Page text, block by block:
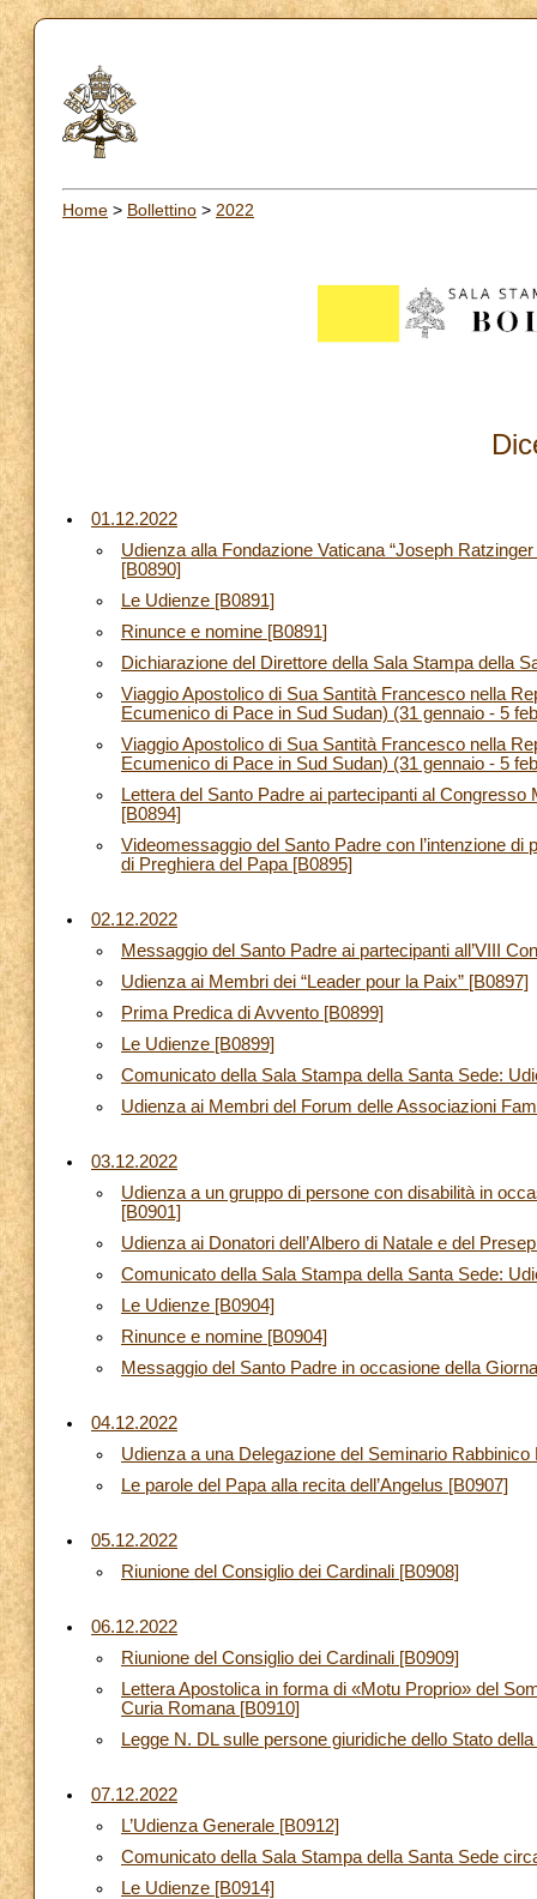
Home > Bollettino > 2022
01.12.2022
Udienza alla Fondazione Vaticana “Joseph
[B0890]
Le Udienze [B0891]
Rinunce e nomine [B0891]
Dichiarazione del Direttore della Sala Stampa della
Viaggio Apostolico di Sua Santità Francesco nella
Ecumenico di Pace in Sud Sudan) (31 gennaio - 5
Viaggio Apostolico di Sua Santità Francesco nella
Ecumenico di Pace in Sud Sudan) (31 gennaio - 5
Lettera del Santo Padre ai partecipanti al
[B0894]
Videomessaggio del Santo Padre con l’intenzione
di Preghiera del Papa [B0895]
02.12.2022
Messaggio del Santo Padre ai partecipanti all’VIII
Udienza ai Membri dei “Leader pour la Paix” [B0897]
Prima Predica di Avvento [B0899]
Le Udienze [B0899]
Comunicato della Sala Stampa della Santa Sede:
Udienza ai Membri del Forum delle Associazioni
03.12.2022
Udienza a un gruppo di persone con disabilità in
[B0901]
Udienza ai Donatori dell’Albero di Natale e del
Comunicato della Sala Stampa della Santa Sede:
Le Udienze [B0904]
Rinunce e nomine [B0904]
Messaggio del Santo Padre in occasione della
04.12.2022
Udienza a una Delegazione del Seminario
Le parole del Papa alla recita dell’Angelus [B0907]
05.12.2022
Riunione del Consiglio dei Cardinali [B0908]
06.12.2022
Riunione del Consiglio dei Cardinali [B0909]
Lettera Apostolica in forma di «Motu Proprio» del
Curia Romana [B0910]
Legge N. DL sulle persone giuridiche dello Stato
07.12.2022
L’Udienza Generale [B0912]
Comunicato della Sala Stampa della Santa Sede
Le Udienze [B0914]